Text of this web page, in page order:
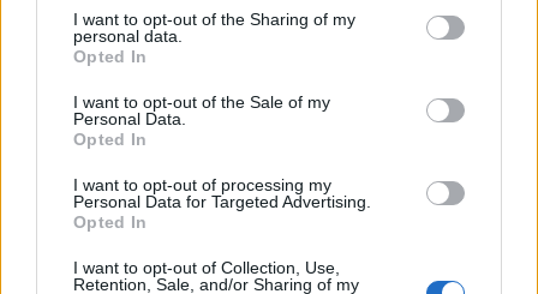
I want to opt-out of the Sharing of my
personal data.
Opted In
I want to opt-out of the Sale of my
Personal Data.
Opted In
I want to opt-out of processing my
Personal Data for Targeted Advertising.
Opted In
I want to opt-out of Collection, Use,
Retention, Sale, and/or Sharing of my
2016.07.05
Félmilliárd forint értékű közérdekű városfejlesztési
gazdaságélénkítését a Metrans Konténer Kft.
Környezetbarátabbá válnak Pécel közintézményei
Indul a Nyitnikék Óvoda, a Pekáry kastély és a Petőfi Sándor